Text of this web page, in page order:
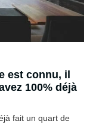
est connu, il
100% déjà
fait un quart de